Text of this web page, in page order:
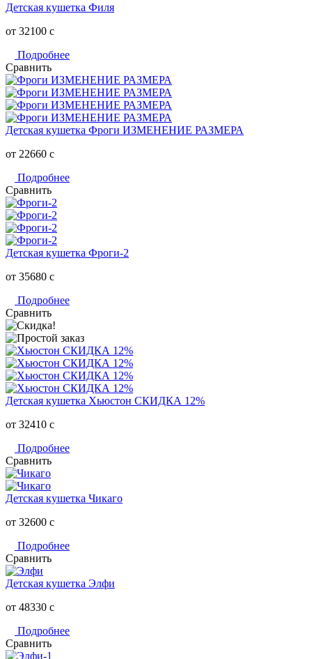
Детская кушетка Филя
от 32100 c
Подробнее
Сравнить
Детская кушетка Фроги ИЗМЕНЕНИЕ РАЗМЕРА
от 22660 c
Подробнее
Сравнить
Детская кушетка Фроги-2
от 35680 c
Подробнее
Сравнить
Детская кушетка Хьюстон СКИДКА 12%
от 32410 c
Подробнее
Сравнить
Детская кушетка Чикаго
от 32600 c
Подробнее
Сравнить
Детская кушетка Элфи
от 48330 c
Подробнее
Сравнить